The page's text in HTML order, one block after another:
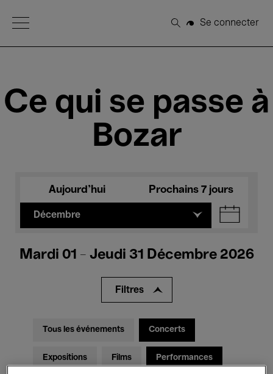
Open Menu
Rechercher
Se connecter
Ce qui se passe à
Bozar
Aujourd'hui Prochains 7 jours
Décembre
Mardi 01 - Jeudi 31 Décembre 2026
Filtres
Tous les événements Concerts
Expositions Films Performances